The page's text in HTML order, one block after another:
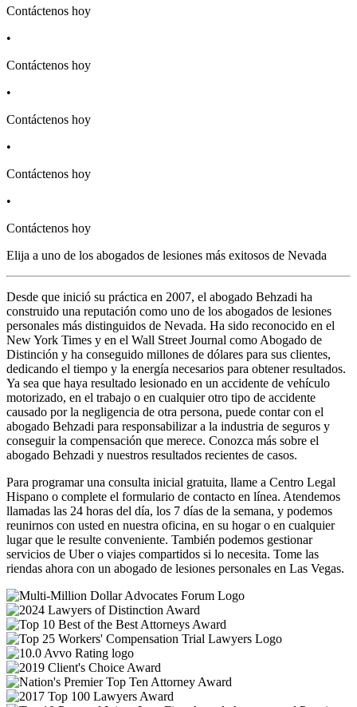
Contáctenos hoy
•
Contáctenos hoy
•
Contáctenos hoy
•
Contáctenos hoy
•
Contáctenos hoy
Elija a uno de los abogados de lesiones más exitosos de Nevada
Desde que inició su práctica en 2007, el abogado Behzadi ha
construido una reputación como uno de los abogados de lesiones
personales más distinguidos de Nevada. Ha sido reconocido en el
New York Times y en el Wall Street Journal como Abogado de
Distinción y ha conseguido millones de dólares para sus clientes,
dedicando el tiempo y la energía necesarios para obtener resultados.
Ya sea que haya resultado lesionado en un accidente de vehículo
motorizado, en el trabajo o en cualquier otro tipo de accidente
causado por la negligencia de otra persona, puede contar con el
abogado Behzadi para responsabilizar a la industria de seguros y
conseguir la compensación que merece. Conozca más sobre el
abogado Behzadi y nuestros resultados recientes de casos.
Para programar una consulta inicial gratuita, llame a Centro Legal
Hispano o complete el formulario de contacto en línea. Atendemos
llamadas las 24 horas del día, los 7 días de la semana, y podemos
reunirnos con usted en nuestra oficina, en su hogar o en cualquier
lugar que le resulte conveniente. También podemos gestionar
servicios de Uber o viajes compartidos si lo necesita. Tome las
riendas ahora con un abogado de lesiones personales en Las Vegas.